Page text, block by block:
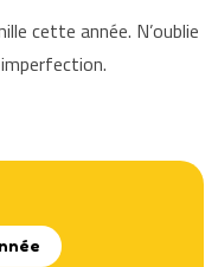
cette année. N’oublie